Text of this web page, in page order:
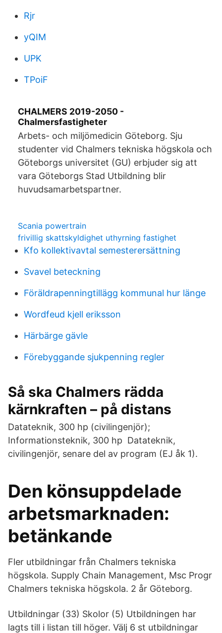
Rjr
yQIM
UPK
TPoiF
CHALMERS 2019-2050 -
Chalmersfastigheter
Arbets- och miljömedicin Göteborg. Sju
studenter vid Chalmers tekniska högskola och
Göteborgs universitet (GU) erbjuder sig att
vara Göteborgs Stad Utbildning blir
huvudsamarbetspartner.
Scania powertrain
frivillig skattskyldighet uthyrning fastighet
Kfo kollektivavtal semesterersättning
Svavel beteckning
Föräldrapenningtillägg kommunal hur länge
Wordfeud kjell eriksson
Härbärge gävle
Förebyggande sjukpenning regler
Så ska Chalmers rädda
kärnkraften – på distans
Datateknik, 300 hp (civilingenjör);
Informationsteknik, 300 hp Datateknik,
civilingenjör, senare del av program (EJ åk 1).
Den könsuppdelade
arbetsmarknaden:
betänkande
Fler utbildningar från Chalmers tekniska
högskola. Supply Chain Management, Msc Progr
Chalmers tekniska högskola. 2 år Göteborg.
Utbildningar (33) Skolor (5) Utbildningen har
lagts till i listan till höger. Välj 6 st utbildningar